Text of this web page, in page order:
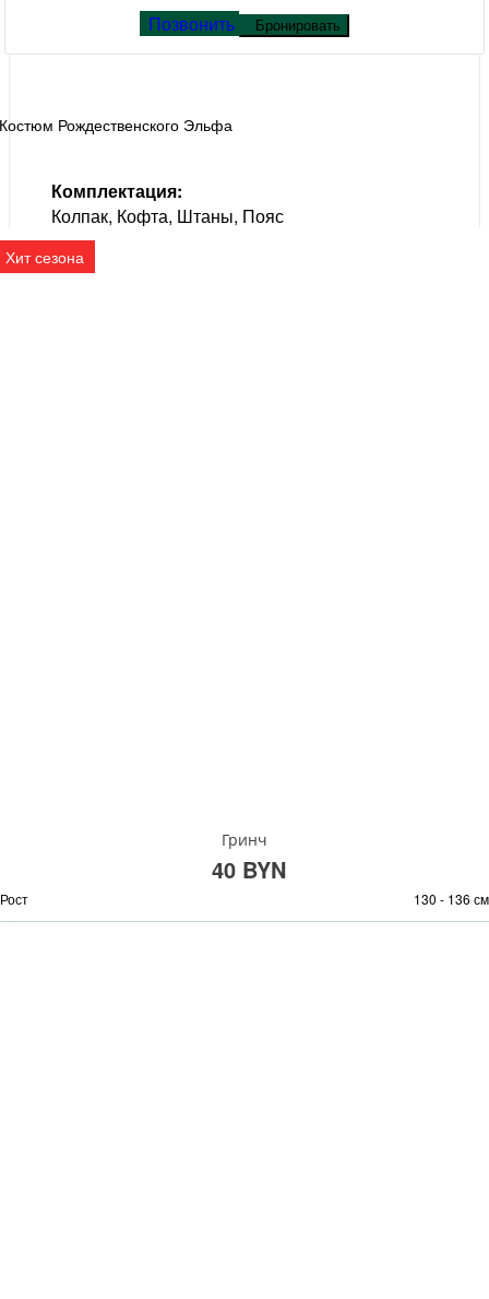
Позвонить Бронировать
Костюм Рождественского Эльфа
Комплектация:
Колпак, Кофта, Штаны, Пояс
Хит сезона
Гринч
40 BYN
Рост 130 - 136 см